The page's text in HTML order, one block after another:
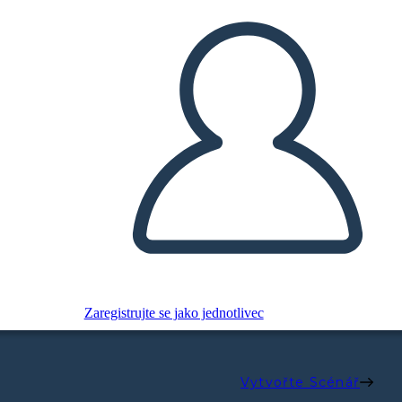
Zaregistrujte se jako jednotlivec
Vytvořte Scénář